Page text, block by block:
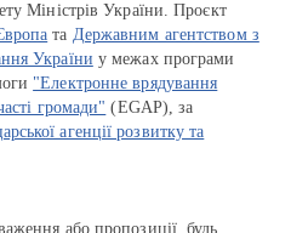
Міністрів України. Проєкт
та Державним агентством з
України у межах програми
"Електронне врядування
громади" (EGAP), за
агенції розвитку та
або пропозиції, будь